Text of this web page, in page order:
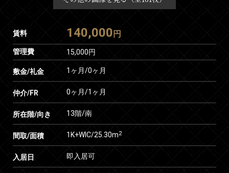
賃料 140,000 円
管理費 15,000円
敷金/礼金 1ヶ月/0ヶ月
仲介/FR 0ヶ月/1ヶ月
所在階/向き 13階/南
間取/面積 1K+WIC/25.30m2
入居日 即入居可